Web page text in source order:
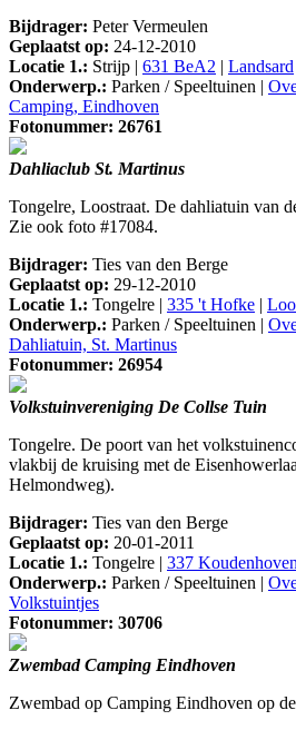
Bijdrager: Peter Vermeulen
Geplaatst op: 24-12-2010
Locatie 1.: Strijp | 631 BeA2 | Landsard
Onderwerp.: Parken / Speeltuinen |
Camping, Eindhoven
Fotonummer: 26761
Dahliaclub St. Martinus
Tongelre, Loostraat. De dahliatuin van
Zie ook foto #17084.
Bijdrager: Ties van den Berge
Geplaatst op: 29-12-2010
Locatie 1.: Tongelre | 335 't Hofke |
Onderwerp.: Parken / Speeltuinen |
Dahliatuin, St. Martinus
Fotonummer: 26954
Volkstuinvereniging De Collse Tuin
Tongelre. De poort van het
vlakbij de kruising met de
Helmondweg).
Bijdrager: Ties van den Berge
Geplaatst op: 20-01-2011
Locatie 1.: Tongelre | 337
Onderwerp.: Parken / Speeltuinen |
Volkstuintjes
Fotonummer: 30706
Zwembad Camping Eindhoven
Zwembad op Camping Eindhoven op